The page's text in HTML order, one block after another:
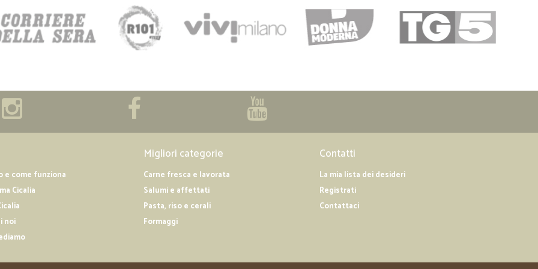
e come funziona
Cicalia
noi
Migliori categorie
Carne fresca e lavorata
Salumi e affettati
Pasta, riso e cerali
Formaggi
Contatti
La mia lista dei desideri
Registrati
Contattaci